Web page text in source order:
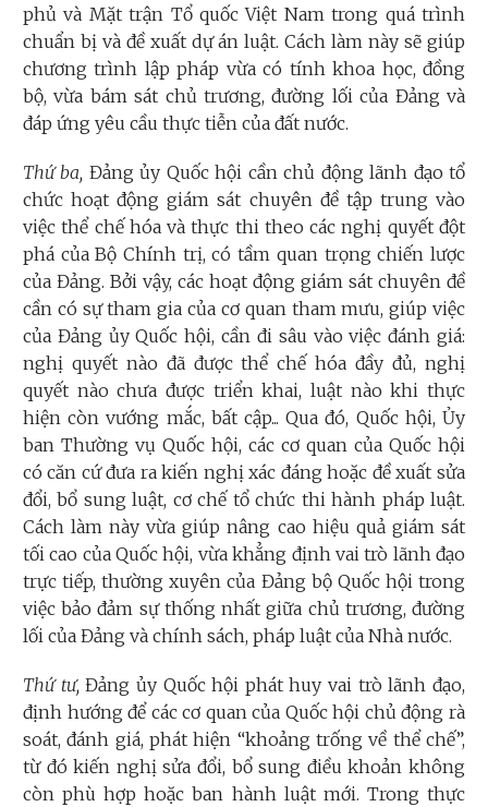
phủ và Mặt trận Tổ quốc Việt Nam trong quá trình
chuẩn bị và đề xuất dự án luật. Cách làm này sẽ giúp
chương trình lập pháp vừa có tính khoa học, đồng
bộ, vừa bám sát chủ trương, đường lối của Đảng và
đáp ứng yêu cầu thực tiễn của đất nước.
Thứ ba, Đảng ủy Quốc hội cần chủ động lãnh đạo tổ
chức hoạt động giám sát chuyên đề tập trung vào
việc thể chế hóa và thực thi theo các nghị quyết đột
phá của Bộ Chính trị, có tầm quan trọng chiến lược
của Đảng. Bởi vậy, các hoạt động giám sát chuyên đề
cần có sự tham gia của cơ quan tham mưu, giúp việc
của Đảng ủy Quốc hội, cần đi sâu vào việc đánh giá:
nghị quyết nào đã được thể chế hóa đầy đủ, nghị
quyết nào chưa được triển khai, luật nào khi thực
hiện còn vướng mắc, bất cập... Qua đó, Quốc hội, Ủy
ban Thường vụ Quốc hội, các cơ quan của Quốc hội
có căn cứ đưa ra kiến nghị xác đáng hoặc đề xuất sửa
đổi, bổ sung luật, cơ chế tổ chức thi hành pháp luật.
Cách làm này vừa giúp nâng cao hiệu quả giám sát
tối cao của Quốc hội, vừa khẳng định vai trò lãnh đạo
trực tiếp, thường xuyên của Đảng bộ Quốc hội trong
việc bảo đảm sự thống nhất giữa chủ trương, đường
lối của Đảng và chính sách, pháp luật của Nhà nước.
Thứ tư,Đảng ủy Quốc hội phát huy vai trò lãnh đạo,
định hướng để các cơ quan của Quốc hội chủ động rà
soát, đánh giá, phát hiện “khoảng trống về thể chế”,
từ đó kiến nghị sửa đổi, bổ sung điều khoản không
còn phù hợp hoặc ban hành luật mới. Trong thực